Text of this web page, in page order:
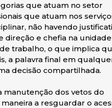
que atuam no setor
que atuam nos
não havendo
direção e chefia na
trabalho, o que implica
a palavra final em
decisão compartilhada.
manutenção dos vetos do
maneira a resguardar o